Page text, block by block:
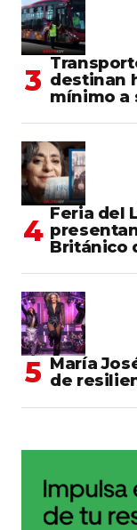
destinan
mínimo a
Feria del
Británico
María
de